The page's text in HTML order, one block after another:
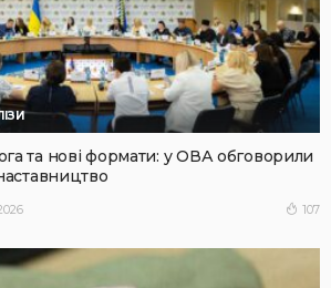
та нові формати: у ОВА обговорили
107